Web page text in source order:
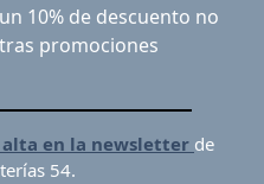
10% de descuento no
promociones
en la newsletter de
54.